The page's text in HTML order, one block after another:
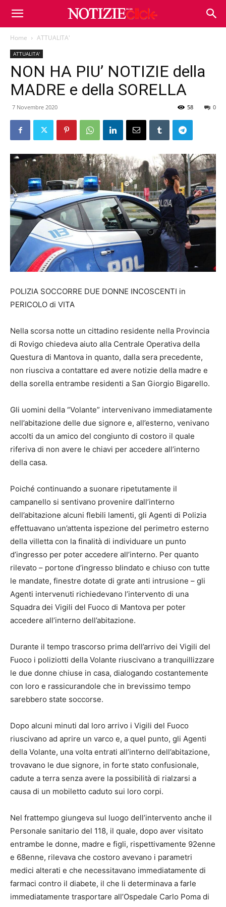
Home ATTUALITA'
ATTUALITA'
NON HA PIU’ NOTIZIE della
MADRE e della SORELLA
7 Novembre 2020 0
58
POLIZIA SOCCORRE DUE DONNE INCOSCENTI in
PERICOLO di VITA
Nella scorsa notte un cittadino residente nella Provincia
di Rovigo chiedeva aiuto alla Centrale Operativa della
Questura di Mantova in quanto, dalla sera precedente,
non riusciva a contattare ed avere notizie della madre e
della sorella entrambe residenti a San Giorgio Bigarello.
Gli uomini della “Volante” intervenivano immediatamente
nell’abitazione delle due signore e, all’esterno, venivano
accolti da un amico del congiunto di costoro il quale
riferiva di non avere le chiavi per accedere all’interno
della casa.
Poiché continuando a suonare ripetutamente il
campanello si sentivano provenire dall’interno
dell’abitazione alcuni flebili lamenti, gli Agenti di Polizia
effettuavano un’attenta ispezione del perimetro esterno
della villetta con la finalità di individuare un punto
d’ingresso per poter accedere all’interno. Per quanto
rilevato – portone d’ingresso blindato e chiuso con tutte
le mandate, finestre dotate di grate anti intrusione – gli
Agenti intervenuti richiedevano l’intervento di una
Squadra dei Vigili del Fuoco di Mantova per poter
accedere all’interno dell’abitazione.
Durante il tempo trascorso prima dell’arrivo dei Vigili del
Fuoco i poliziotti della Volante riuscivano a tranquillizzare
le due donne chiuse in casa, dialogando costantemente
con loro e rassicurandole che in brevissimo tempo
sarebbero state soccorse.
Dopo alcuni minuti dal loro arrivo i Vigili del Fuoco
riuscivano ad aprire un varco e, a quel punto, gli Agenti
della Volante, una volta entrati all’interno dell’abitazione,
trovavano le due signore, in forte stato confusionale,
cadute a terra senza avere la possibilità di rialzarsi a
causa di un mobiletto caduto sui loro corpi.
Nel frattempo giungeva sul luogo dell’intervento anche il
Personale sanitario del 118, il quale, dopo aver visitato
entrambe le donne, madre e figli, rispettivamente 92enne
e 68enne, rilevava che costoro avevano i parametri
medici alterati e che necessitavano immediatamente di
farmaci contro il diabete, il che li determinava a farle
immediatamente trasportare all’Ospedale Carlo Poma di